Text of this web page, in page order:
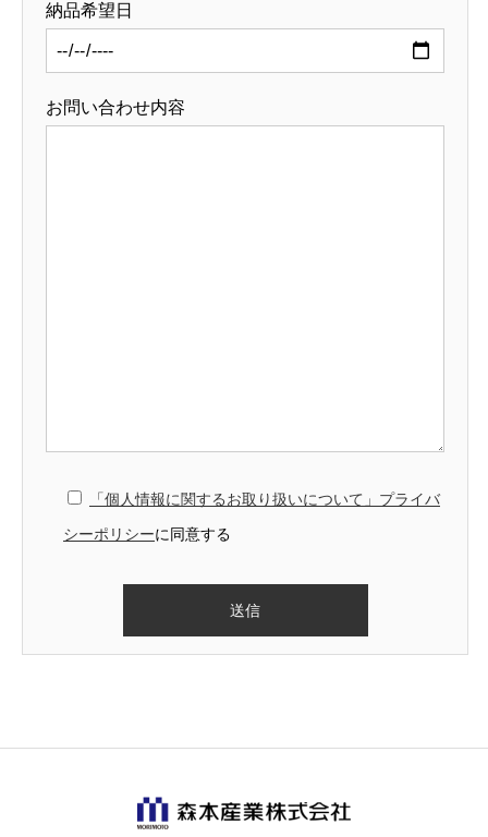
納品希望日
お問い合わせ内容
「個人情報に関するお取り扱いについて」プライバ
シーポリシーに同意する